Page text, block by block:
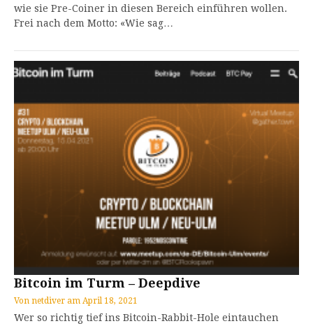
wie sie Pre-Coiner in diesen Bereich einführen wollen.
Frei nach dem Motto: «Wie sag…
Bitcoin im Turm – Deepdive
Von netdiver am April 18, 2021
Wer so richtig tief ins Bitcoin-Rabbit-Hole eintauchen